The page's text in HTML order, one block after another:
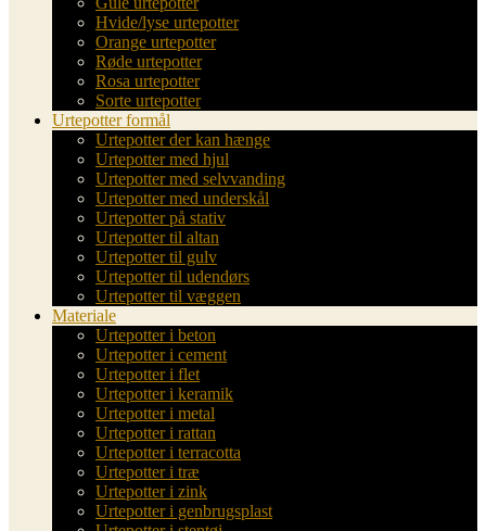
Hvide/lyse urtepotter
Orange urtepotter
Røde urtepotter
Rosa urtepotter
Sorte urtepotter
Urtepotter formål
Urtepotter der kan hænge
Urtepotter med hjul
Urtepotter med selvvanding
Urtepotter med underskål
Urtepotter på stativ
Urtepotter til altan
Urtepotter til gulv
Urtepotter til udendørs
Urtepotter til væggen
Materiale
Urtepotter i beton
Urtepotter i cement
Urtepotter i flet
Urtepotter i keramik
Urtepotter i metal
Urtepotter i rattan
Urtepotter i terracotta
Urtepotter i træ
Urtepotter i zink
Urtepotter i genbrugsplast